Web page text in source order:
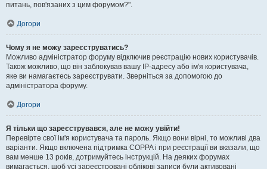
питань, пов'язаних з цим форумом?".
Догори
Чому я не можу зареєструватись?
Можливо адміністратор форуму відключив реєстрацію нових користувачів.
Також можливо, що він заблокував вашу IP-адресу або ім'я користувача,
яке ви намагаєтесь зареєструвати. Зверніться за допомогою до
адміністратора форуму.
Догори
Я тільки що зареєструвався, але не можу увійти!
Перевірте свої ім'я користувача та пароль. Якщо вони вірні, то можливі два
варіанти. Якщо включена підтримка COPPA і при реєстрації ви вказали, що
вам менше 13 років, дотримуйтесь інструкцій. На деяких форумах
вимагається, щоб усі зареєстровані облікові записи були активовані